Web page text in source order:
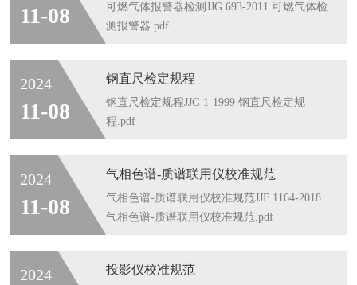
11-08
可燃气体报警器检测JJG 693-2011 可燃气体检
测报警器.pdf
2024
11-08
钢直尺检定规程
钢直尺检定规程JJG 1-1999 钢直尺检定规
程.pdf
2024
11-08
气相色谱-质谱联用仪校准规范
气相色谱-质谱联用仪校准规范JJF 1164-2018
气相色谱-质谱联用仪校准规范.pdf
2024 投影仪校准规范